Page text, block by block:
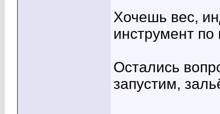
Хочешь вес,
инструмент
Остались
запустим,